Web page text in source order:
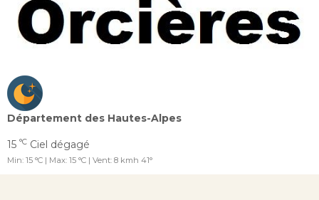
Département des Hautes-Alpes
15 °C Ciel dégagé
Min: 15 °C | Max: 15 °C | Vent: 8 kmh 41°